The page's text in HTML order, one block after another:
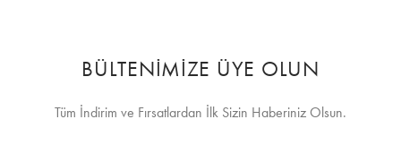
BÜLTENİMİZE ÜYE OLUN
Tüm İndirim ve Fırsatlardan İlk Sizin Haberiniz Olsun.